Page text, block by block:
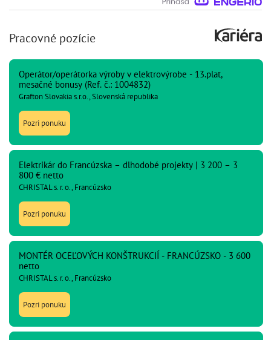
Pracovné pozície
Operátor/operátorka výroby v elektrovýrobe - 13.plat,
mesačné bonusy (Ref. č.: 1004832)
Grafton Slovakia s.r.o., Slovenská republika
Pozri ponuku
Elektrikár do Francúzska – dlhodobé projekty | 3 200 – 3
800 € netto
CHRISTAL s. r. o., Francúzsko
Pozri ponuku
MONTÉR OCEĽOVÝCH KONŠTRUKCIÍ - FRANCÚZSKO - 3 600
netto
CHRISTAL s. r. o., Francúzsko
Pozri ponuku